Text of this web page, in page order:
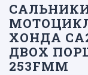
ХОНДА
ДВОХ
253FMM